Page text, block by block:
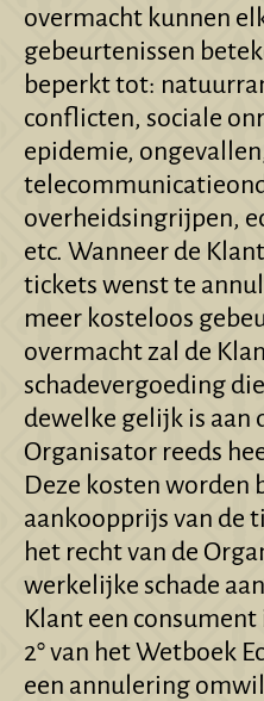
overmacht kunnen
gebeurtenissen
beperkt tot:
conflicten, sociale
epidemie,
overheidsingrijpen,
etc. Wanneer de
tickets wenst te
meer kosteloos
overmacht zal de
schadevergoeding
dewelke gelijk is aan
Organisator reeds
Deze kosten worden
aankoopprijs van de
het recht van de
werkelijke schade
Klant een consument
2° van het Wetboek
een annulering